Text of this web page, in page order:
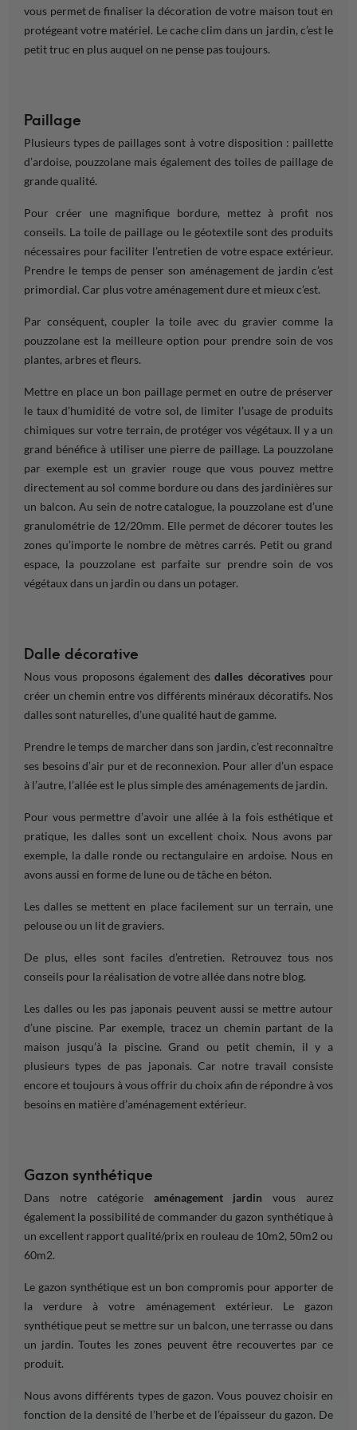
vous permet de finaliser la décoration de votre maison tout en
protégeant votre matériel. Le cache clim dans un jardin, c’est le
petit truc en plus auquel on ne pense pas toujours.
Paillage
Plusieurs types de paillages sont à votre disposition : paillette
d’ardoise, pouzzolane mais également des toiles de paillage de
grande qualité.
Pour créer une magnifique bordure, mettez à profit nos
conseils. La toile de paillage ou le géotextile sont des produits
nécessaires pour faciliter l’entretien de votreespace extérieur.
Prendre letempsde penser son aménagement de jardin c’est
primordial. Car plus votreaménagementdure et mieux c’est.
Par conséquent, coupler la toile avec du gravier comme la
pouzzolane est la meilleure option pour prendre soin de vos
plantes, arbres et fleurs.
Mettre en place un bon paillage permet en outre de préserver
le taux d’humidité de votre sol, de limiter l’usage de produits
chimiques sur votre terrain, de protéger vos végétaux. Il y a un
grand bénéfice à utiliser une pierre de paillage. La pouzzolane
par exemple est un gravier rouge que vous pouvez mettre
directement ausol commebordureou dans des jardinières sur
un balcon. Au sein de notre catalogue, la pouzzolane est d’une
granulométrie de 12/20mm. Elle permet de décorer toutes les
zones qu’importe le nombre de mètres carrés. Petit ou grand
espace, la pouzzolane est parfaite sur prendre soin de vos
végétauxdans un jardin ou dans un potager.
Dalle décorative
Nous vous proposons également des dalles décorativespour
créer un chemin entre vos différents minéraux décoratifs. Nos
dalles sont naturelles, d’une qualité haut de gamme.
Prendre letemps de marcher dans son jardin, c’est reconnaître
ses besoins d’air pur et de reconnexion. Pour aller d’un espace
à l’autre, l’allée est le plus simple desaménagements de jardin.
Pour vous permettre d’avoir une allée à la fois esthétique et
pratique, les dalles sont un excellentchoix. Nous avons par
exemple, la dalle ronde ou rectangulaire en ardoise. Nous en
avons aussi en forme de lune ou de tâche en béton.
Les dalles se mettent en place facilement sur un terrain, une
pelouse ou un lit de graviers.
De plus, elles sont faciles d’entretien. Retrouvez tous nos
conseils pour la réalisation de votre allée dans notre blog.
Les dalles ou les pas japonais peuvent aussi se mettre autour
d’une piscine. Parexemple, tracez un chemin partant de la
maison jusqu’à la piscine. Grandou petit chemin, il y a
plusieurs types de pas japonais. Car notre travail consiste
encore et toujours à vous offrir du choixafin de répondre à vos
besoinsen matière d’aménagement extérieur.
Gazon synthétique
Dans notre catégorie aménagement jardin vous aurez
également la possibilité de commander du gazon synthétique à
un excellent rapport qualité/prix en rouleau de 10m2, 50m2 ou
60m2.
Le gazon synthétique est un bon compromis pour apporter de
la verdure à votre aménagement extérieur. Le gazon
synthétique peut se mettre sur un balcon, uneterrasse ou dans
un jardin. Toutes les zones peuvent être recouvertes par ce
produit.
Nous avons différents types de gazon. Vous pouvez choisir en
fonction de la densité de l’herbe et de l’épaisseur du gazon. De